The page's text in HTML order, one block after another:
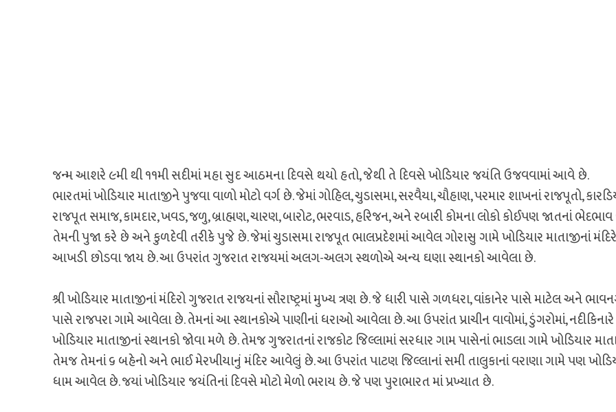
જન્મ આશરે ૯મી થી ૧૧મી સદીમાં મહા સુદ આઠમના દિવસે થયો હતો, જેથી તે દિવસે ખોડિયાર જયંતિ ઉજવવામાં આવે છે.
ભારતમાં ખોડિયાર માતાજીને પુજવા વાળો મોટો વર્ગ છે. જેમાં ગોહિલ, ચુડાસમા, સરવૈયા, ચૌહાણ, પરમાર શાખનાં રાજપૂતો,
રાજપૂત સમાજ, કામદાર, ખવડ, જળુ, બ્રાહ્મણ, ચારણ, બારોટ, ભરવાડ, હરિજન, અને રબારી કોમના લોકો કોઈપણ જાતનાં
તેમની પુજા કરે છે અને કુળદેવી તરીકે પુજે છે. જેમાં ચુડાસમા રાજપૂત ભાલપ્રદેશમાં આવેલ ગોરાસુ ગામે ખોડિયાર માતાજીનાં
આખડી છોડવા જાય છે. આ ઉપરાંત ગુજરાત રાજયમાં અલગ-અલગ સ્થળોએ અન્ય ઘણા સ્થાનકો આવેલા છે.
શ્રી ખોડિયાર માતાજીનાં મંદિરો ગુજરાત રાજયનાં સૌરાષ્ટ્રમાં મુખ્ય ત્રણ છે. જે ધારી પાસે ગળધરા, વાંકાનેર પાસે માટેલ અને
પાસે રાજપરા ગામે આવેલા છે. તેમનાં આ સ્થાનકોએ પાણીનાં ધરાઓ આવેલા છે. આ ઉપરાંત પ્રાચીન વાવોમાં, ડુંગરોમાં,
ખોડિયાર માતાજીનાં સ્થાનકો જોવા મળે છે. તેમજ ગુજરાતનાં રાજકોટ જિલ્લામાં સરધાર ગામ પાસેનાં ભાડલા ગામે ખોડિયાર
તેમજ તેમનાં ૬ બહેનો અને ભાઈ મેરખીયાનું મંદિર આવેલું છે. આ ઉપરાંત પાટણ જિલ્લાનાં સમી તાલુકાનાં વરાણા ગામે પણ
ધામ આવેલ છે. જયાં ખોડિયાર જયંતિનાં દિવસે મોટો મેળો ભરાય છે. જે પણ પુરાભારત માં પ્રખ્યાત છે.